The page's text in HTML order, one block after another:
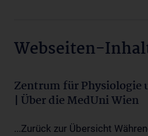
Webseiten-
Zentrum für Physiologie
| Über die MedUni Wien
...Zurück zur Übersicht